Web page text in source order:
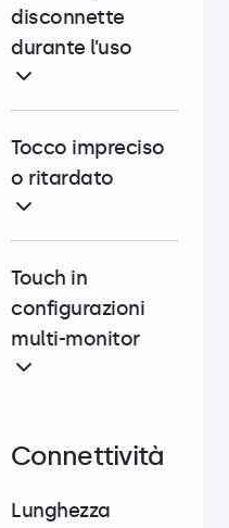
disconnette
durante l’uso
Tocco impreciso
o ritardato
Touch in
configurazioni
multi-monitor
Connettività
Lunghezza